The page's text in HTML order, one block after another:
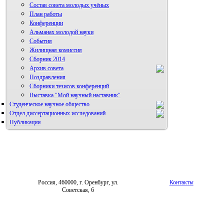
Состав совета молодых учёных
План работы
Конференции
Альманах молодой науки
События
Жилищная комиссия
Сборник 2014
Архив совета
Поздравления
Сборники тезисов конференций
Выставка "Мой научный наставник"
Студенческое научное общество
Отдел диссертационных исследований
Публикации
Россия, 460000, г. Оренбург, ул.
Советская, 6
Контакты